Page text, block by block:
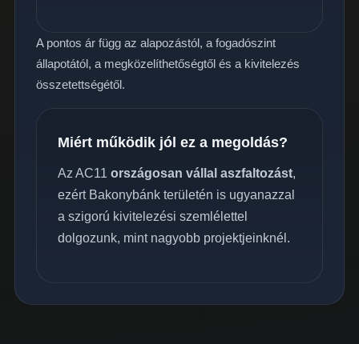
A pontos ár függ az alapozástól, a fogadószint
állapotától, a megközelíthetőségtől és a kivitelezés
összetettségétől.
Miért működik jól ez a megoldás?
Az AC11 országosan vállal aszfaltozást,
ezért Bakonybánk területén is ugyanazzal
a szigorú kivitelezési szemlélettel
dolgozunk, mint nagyobb projektjeinknél.